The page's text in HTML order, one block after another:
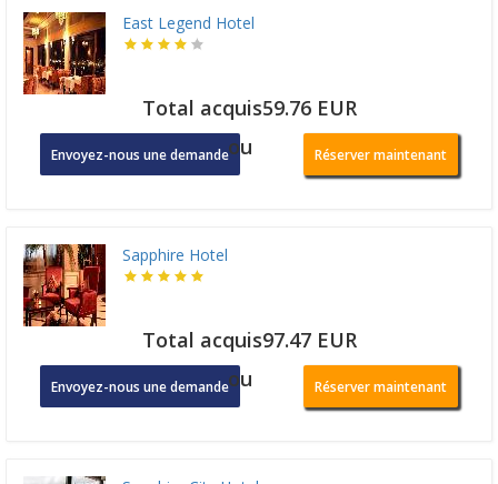
East Legend Hotel
Total acquis59.76 EUR
Envoyez-nous une demandeou Réserver maintenant
Sapphire Hotel
Total acquis97.47 EUR
Envoyez-nous une demandeou Réserver maintenant